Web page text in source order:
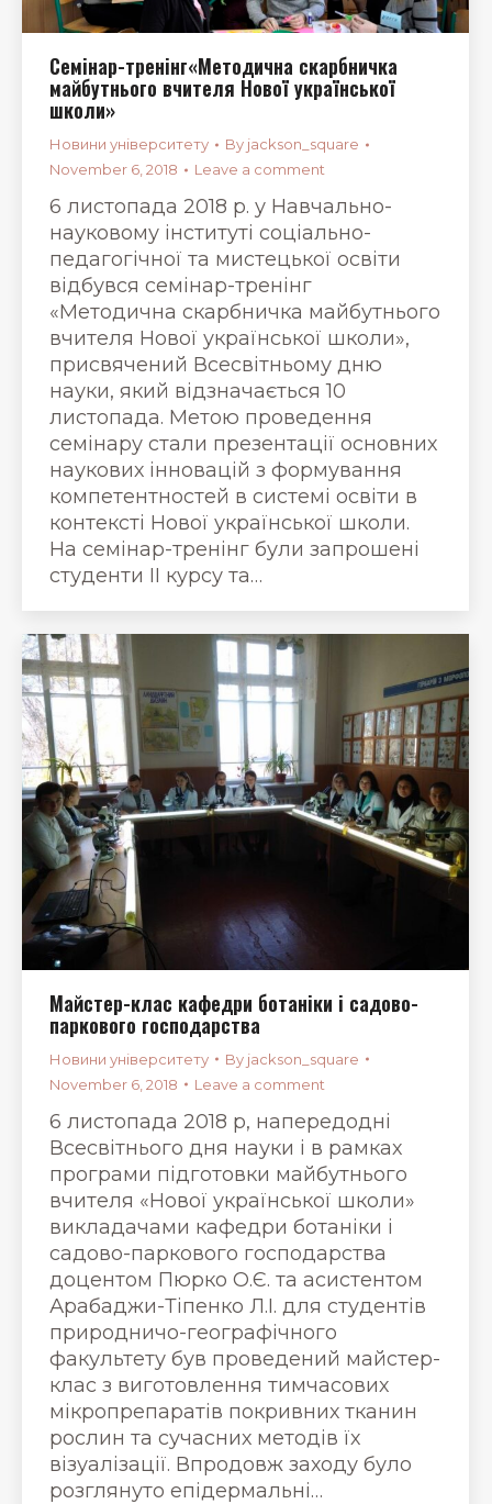
Семінар-тренінг«Методична скарбничка
майбутнього вчителя Нової української
школи»
Новини університету By jackson_square
November 6, 2018
Leave a comment
6 листопада 2018 р. у Навчально-
науковому інституті соціально-
педагогічної та мистецької освіти
відбувся семінар-тренінг
«Методична скарбничка майбутнього
вчителя Нової української школи»,
присвячений Всесвітньому дню
науки, який відзначається 10
листопада. Метою проведення
семінару стали презентації основних
наукових інновацій з формування
компетентностей в системі освіти в
контексті Нової української школи.
На семінар-тренінг були запрошені
студенти ІІ курсу та…
Майстер-клас кафедри ботаніки і садово-
паркового господарства
Новини університету By jackson_square
November 6, 2018
Leave a comment
6 листопада 2018 р, напередодні
Всесвітнього дня науки і в рамках
програми підготовки майбутнього
вчителя «Нової української школи»
викладачами кафедри ботаніки і
садово-паркового господарства
доцентом Пюрко О.Є. та асистентом
Арабаджи-Тіпенко Л.І. для студентів
природничо-географічного
факультету був проведений майстер-
клас з виготовлення тимчасових
мікропрепаратів покривних тканин
рослин та сучасних методів їх
візуалізації. Впродовж заходу було
розглянуто епідермальні…